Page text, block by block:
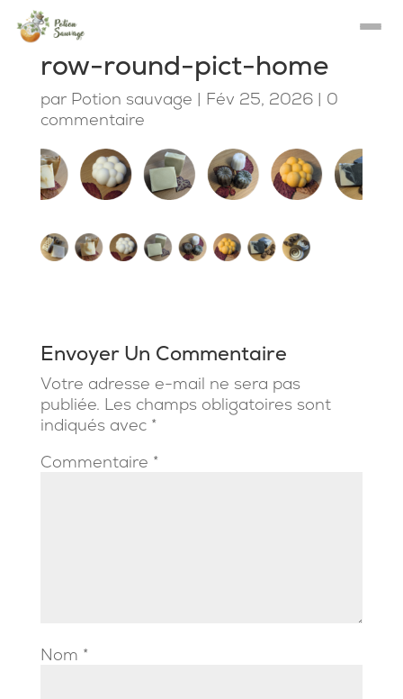
row-round-pict-home
par Potion sauvage | Fév 25, 2026| 0
commentaire
Envoyer Un Commentaire
Votre adresse e-mail ne sera pas
publiée. Les champs obligatoires sont
indiqués avec *
Commentaire *
Nom *